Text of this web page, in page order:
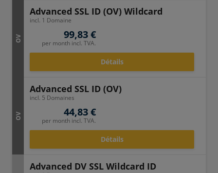
OV
Advanced SSL ID (OV) Wildcard
incl. 1 Domaine
99,83 €
per month incl. TVA.
Détails
OV
Advanced SSL ID (OV)
incl. 5 Domaines
44,83 €
per month incl. TVA.
Détails
Advanced DV SSL Wildcard ID